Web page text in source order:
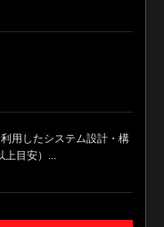
用したシステム設計・構
上目安）...